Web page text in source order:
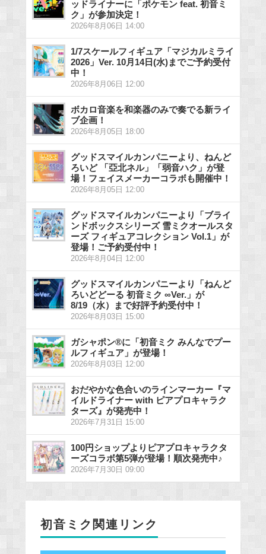
ッドライナーに「ポケモン feat. 初音ミ
ク」が参加決定！
2026年8月06日 14:00
1/7スケールフィギュア「マジカルミライ
2026」Ver. 10月14日(水)までご予約受付
中！
2026年8月06日 12:00
ボカロ音楽を和楽器のみで奏でる新ライ
ブ企画！
2026年8月05日 18:00
グッドスマイルカンパニーより、ねんど
ろいど 「亞北ネル」「弱音ハク」が登
場！フェイスメーカーコラボも開催中！
2026年8月05日 12:00
グッドスマイルカンパニーより「ブライ
ンドボックスシリーズ 雪ミクオールスタ
ーズ フィギュアコレクション Vol.1」が
登場！ご予約受付中！
2026年8月04日 12:00
グッドスマイルカンパニーより「ねんど
ろいどどーる 初音ミク ∞Ver.」が
8/19（水）まで好評予約受付中！
2026年8月03日 15:00
ガシャポン®に「初音ミク みんなでプー
ルフィギュア」が登場！
2026年8月03日 12:00
おだやかな色合いのラインマーカー『マ
イルドライナー with ピアプロキャラク
ターズ』が発売中！
2026年7月31日 15:00
100円ショップよりピアプロキャラクタ
ーズコラボ第5弾が登場！順次発売中♪
2026年7月30日 09:00
初音ミク関連リンク